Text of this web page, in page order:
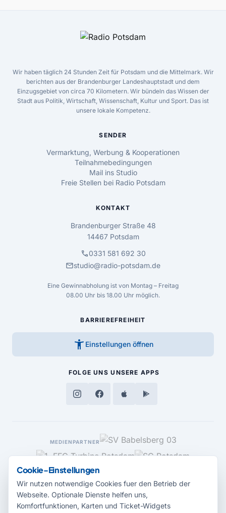
Wir haben täglich 24 Stunden Zeit für Potsdam und die Mittelmark. Wir
berichten aus der Brandenburger Landeshauptstadt und dem
Einzugsgebiet von circa 70 Kilometern. Wir bündeln das Wissen der
Stadt aus Politik, Wirtschaft, Wissenschaft, Kultur und Sport. Das ist
unsere lokale Kompetenz.
SENDER
Vermarktung, Werbung & Kooperationen
Teilnahmebedingungen
Mail ins Studio
Freie Stellen bei Radio Potsdam
KONTAKT
Brandenburger Straße 48
14467 Potsdam
call0331 581 692 30
mailstudio@radio-potsdam.de
Eine Gewinnabholung ist von Montag – Freitag
08.00 Uhr bis 18.00 Uhr möglich.
BARRIEREFREIHEIT
accessibility_new Einstellungen öffnen
FOLGE UNS UNSERE APPS
MEDIENPARTNER
Cookie-Einstellungen
Wir nutzen notwendige Cookies fuer den Betrieb der
Webseite. Optionale Dienste helfen uns,
Komfortfunktionen, Karten und Ticket-Widgets